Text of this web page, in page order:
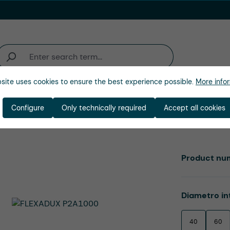
Select
Diametro
40 60
Product
uses cookies to ensure the best experience possible. More
Only technically required
Configure Accept all cookies